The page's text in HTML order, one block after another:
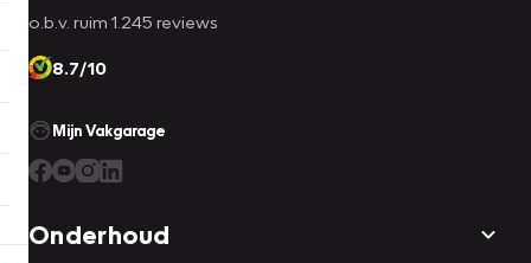
o.b.v. ruim 1.245 reviews
8.7/10
Mijn Vakgarage
Onderhoud